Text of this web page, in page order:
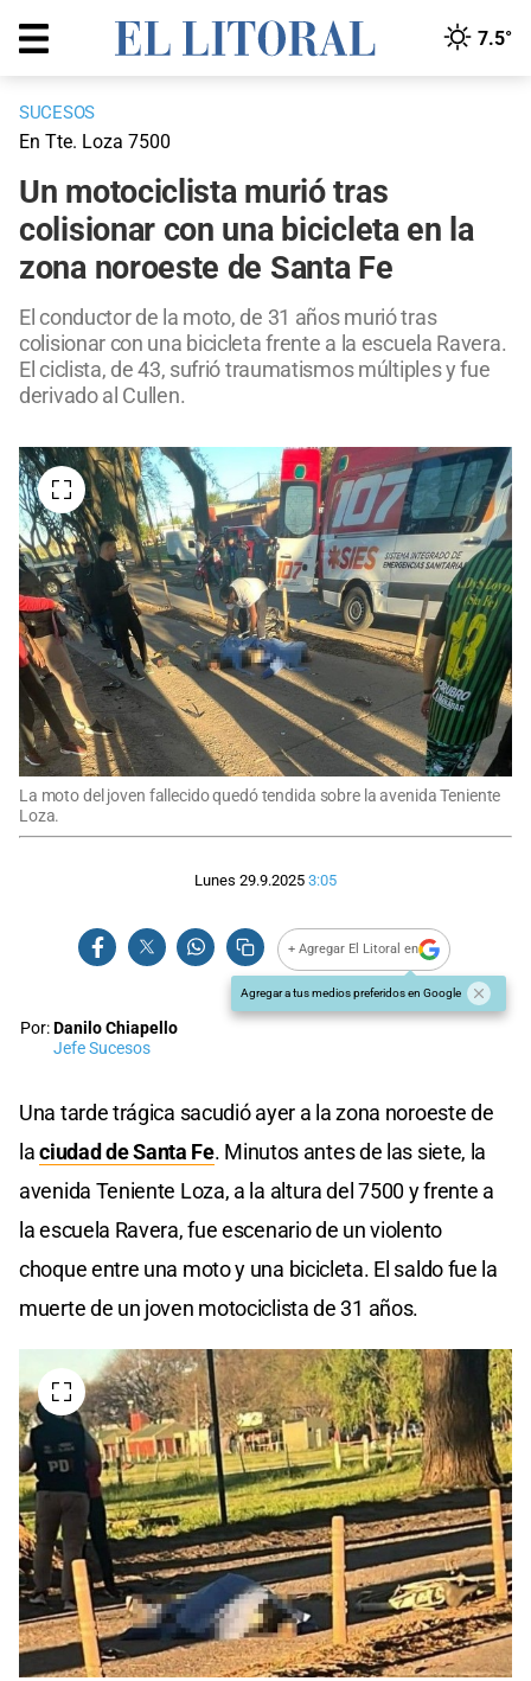
7.5°
SUCESOS
En Tte. Loza 7500
Un motociclista murió tras
colisionar con una bicicleta en la
zona noroeste de Santa Fe
El conductor de la moto, de 31 años murió tras
colisionar con una bicicleta frente a la escuela Ravera.
El ciclista, de 43, sufrió traumatismos múltiples y fue
derivado al Cullen.
La moto del joven fallecido quedó tendida sobre la avenida Teniente
Loza.
Lunes 29.9.2025 3:05
+ Agregar El Litoral en
Agregar a tus medios preferidos en Google
Por:Danilo Chiapello
Jefe Sucesos
Una tarde trágica sacudió ayer a la zona noroeste de
laciudad de Santa Fe. Minutos antes de las siete, la
avenida Teniente Loza, a la altura del 7500 y frente a
la escuela Ravera, fue escenario de un violento
choque entre una moto y una bicicleta. El saldo fue la
muerte de un joven motociclista de 31 años.